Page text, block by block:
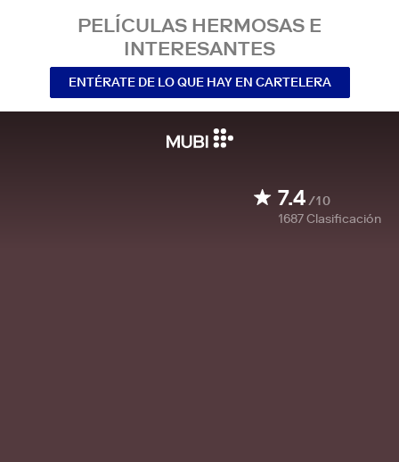
PELÍCULAS HERMOSAS E
INTERESANTES
ENTÉRATE DE LO QUE HAY EN CARTELERA
7.4/10
1687Clasificación